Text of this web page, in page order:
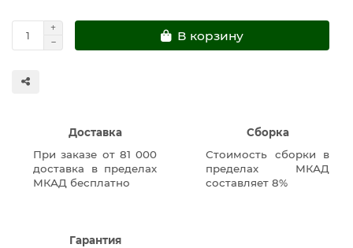
В корзину
Доставка
При заказе от 81 000
доставка в пределах
МКАД бесплатно
Сборка
Стоимость сборки в
пределах МКАД
составляет 8%
Гарантия